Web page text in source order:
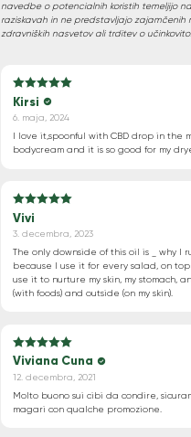
navedbe o potencialnih koristih temeljijo
raziskavah in ne predstavljajo zajamčenih
zdravniških nasvetov ali trditev o
Ocenjeno
5
Kirsi
6. maja, 2024
I love it,spoonful with CBD drop in the
bodycream and it is so good for my
Ocenjeno
5
Vivi
3. decembra, 2023
The only downside of this oil is _ why I
because I use it for every salad, on top
use it to nurture my skin, my stomach,
(with foods) and outside (on my skin).
Ocenjeno5od
5
Viviana Cuna
12. decembra, 2021
Molto buono sui cibi da condire,
magari con qualche promozione.